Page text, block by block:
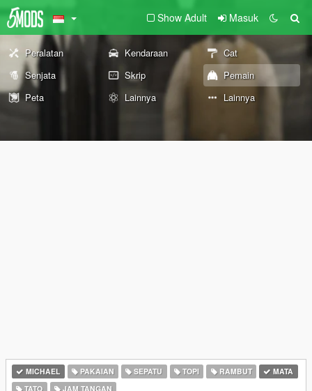
Show Adult Masuk
Peralatan Kendaraan
Cat
Senjata
Skrip
Pemain
Peta
Lainnya Lainnya
MICHAEL PAKAIAN SEPATU TOPI RAMBUT
MATA
TATO
JAM TANGAN